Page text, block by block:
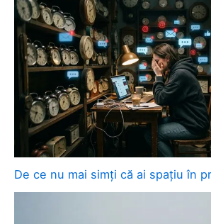
De ce nu mai simți că ai spațiu în